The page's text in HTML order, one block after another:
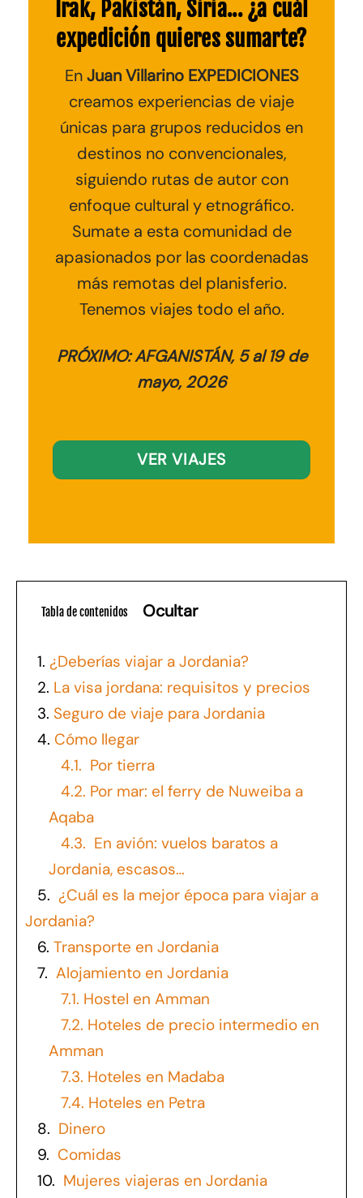
Irak, Pakistán, Siria... ¿a cuál
expedición quieres sumarte?
EnJuan Villarino EXPEDICIONES
creamos experiencias de viaje
únicas para grupos reducidos en
destinos no convencionales,
siguiendo rutas de autor con
enfoque cultural y etnográfico.
Sumate a esta comunidad de
apasionados por las coordenadas
más remotas del planisferio.
Tenemos viajes todo el año.
PRÓXIMO: AFGANISTÁN, 5 al 19 de
mayo, 2026
VER VIAJES
Tabla de contenidos Ocultar
1. ¿Deberías viajar a Jordania?
2. La visa jordana: requisitos y precios
3. Seguro de viaje para Jordania
4. Cómo llegar
4.1. Por tierra
4.2. Por mar: el ferry de Nuweiba a
Aqaba
4.3. En avión: vuelos baratos a
Jordania, escasos…
5. ¿Cuál es la mejor época para viajar a
Jordania?
6. Transporte en Jordania
7. Alojamiento en Jordania
7.1. Hostel en Amman
7.2. Hoteles de precio intermedio en
Amman
7.3. Hoteles en Madaba
7.4. Hoteles en Petra
8. Dinero
9. Comidas
10. Mujeres viajeras en Jordania